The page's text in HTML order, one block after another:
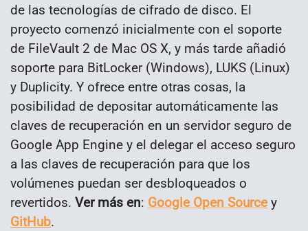
de las tecnologías de cifrado de disco. El
proyecto comenzó inicialmente con el soporte
de FileVault 2 de Mac OS X, y más tarde añadió
soporte para BitLocker (Windows), LUKS (Linux)
y Duplicity. Y ofrece entre otras cosas, la
posibilidad de depositar automáticamente las
claves de recuperación en un servidor seguro de
Google App Engine y el delegar el acceso seguro
a las claves de recuperación para que los
volúmenes puedan ser desbloqueados o
revertidos. Ver más en: Google Open Sourcey
GitHub.